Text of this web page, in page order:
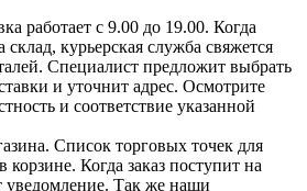
работает с 9.00 до 19.00. Когда
склад, курьерская служба свяжется
Специалист предложит выбрать
и уточнит адрес. Осмотрите
и соответствие указанной
Список торговых точек для
корзине. Когда заказ поступит на
уведомление. Так же наши